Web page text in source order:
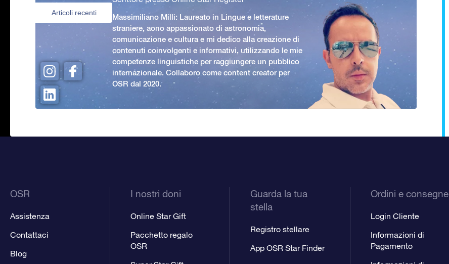
Articoli recenti
Massimiliano Milli: Laureato in Lingue e letterature
straniere, aono appassionato di astronomia,
comunicazione e cultura e mi dedico alla creazione di
contenuti coinvolgenti e informativi, utilizzando le mie
competenze linguistiche per raggiungere un pubblico
internazionale. Collaboro come content creator per
OSR dal 2020.
OSR
Assistenza
Contattaci
Blog
I nostri doni
Online Star Gift
Pacchetto regalo
OSR
Guarda la tua
stella
Registro stellare
App OSR Star Finder
Ordini e consegne
Login Cliente
Informazioni di
Pagamento